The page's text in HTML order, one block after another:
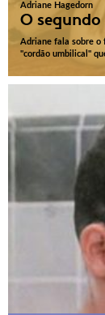
Adriane Hagedorn
O
Adriane fala sobre o
"cordão umbilical"